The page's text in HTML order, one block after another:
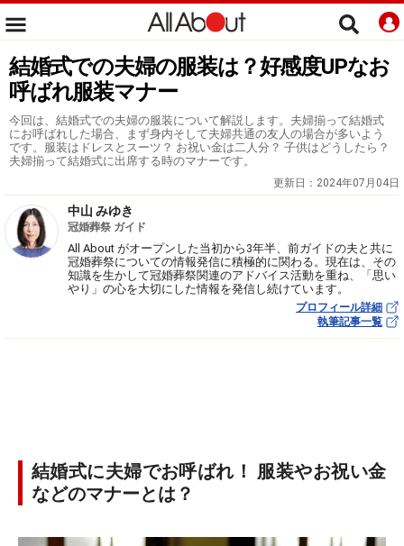
結婚式での夫婦の服装は？好感度UPなお
呼ばれ服装マナー
今回は、結婚式での夫婦の服装について解説します。夫婦揃って結婚式
にお呼ばれした場合、まず身内そして夫婦共通の友人の場合が多いよう
です。服装はドレスとスーツ？ お祝い金は二人分？ 子供はどうしたら？
夫婦揃って結婚式に出席する時のマナーです。
更新日： 2024年07月04日
中山 みゆき
冠婚葬祭 ガイド
All About がオープンした当初から3年半、前ガイドの夫と共に
冠婚葬祭についての情報発信に積極的に関わる。現在は、その
知識を生かして冠婚葬祭関連のアドバイス活動を重ね、「思い
やり」の心を大切にした情報を発信し続けています。
プロフィール詳細
執筆記事一覧
結婚式に夫婦でお呼ばれ！ 服装やお祝い金
などのマナーとは？